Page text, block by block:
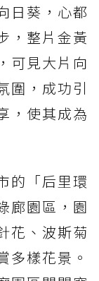
日葵，心都
，整片金黃
可見大片向
圍，成功引
，使其成為
的「后里環
廊園區，園
花、波斯菊
多樣花景。